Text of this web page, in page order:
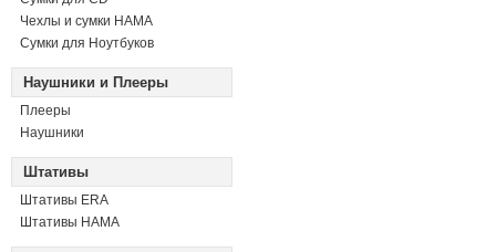
Чехлы и сумки HAMA
Сумки для Ноутбуков
Наушники и Плееры
Плееры
Наушники
Штативы
Штативы ERA
Штативы HAMA